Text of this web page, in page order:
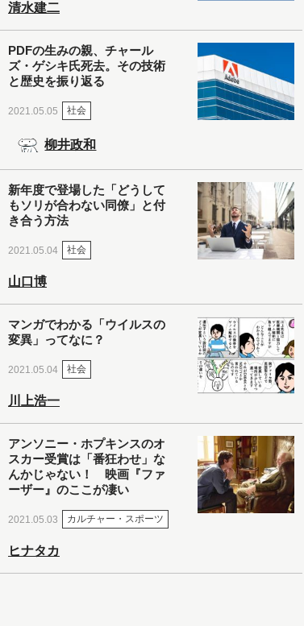
清水建二
PDFの生みの親、チャール
ズ・ゲシキ氏死去。その技術
と歴史を振り返る
2021.05.05 社会
柳井政和
新年度で登場した「どうして
もソリが合わない同僚」と付
き合う方法
2021.05.04 社会
山口博
マンガでわかる「ウイルスの
変異」ってなに？
2021.05.04 社会
川上浩一
アンソニー・ホプキンスのオ
スカー受賞は「番狂わせ」な
んかじゃない！ 映画『ファ
ーザー』のここが凄い
2021.05.03 カルチャー・スポーツ
ヒナタカ